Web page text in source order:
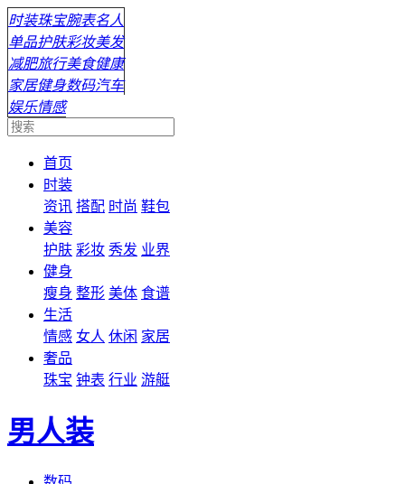
时装珠宝腕表名人
单品护肤彩妆美发
减肥旅行美食健康
家居健身数码汽车
娱乐情感
首页
时装
资讯 搭配 时尚 鞋包
美容
护肤 彩妆 秀发 业界
健身
瘦身 整形 美体 食谱
生活
情感 女人 休闲 家居
奢品
珠宝 钟表 行业 游艇
男人装